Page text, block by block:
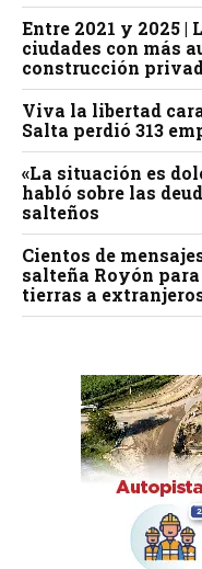
Entre 2021 y 2025
ciudades con más
construcción
Viva la libertad
Salta perdió 313
«La situación es
habló sobre las
salteños
Cientos de
salteña Royón
tierras a